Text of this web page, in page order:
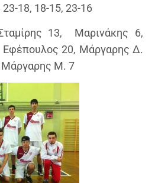
18, 18-15, 23-16
13, Μαρινάκης 6,
20, Μάργαρης Δ.
Μάργαρης Μ. 7